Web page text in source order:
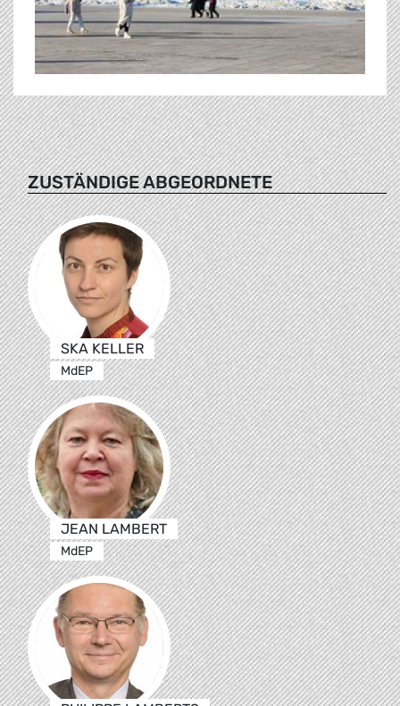
ZUSTÄNDIGE ABGEORDNETE
SKA KELLER
MdEP
JEAN LAMBERT
MdEP